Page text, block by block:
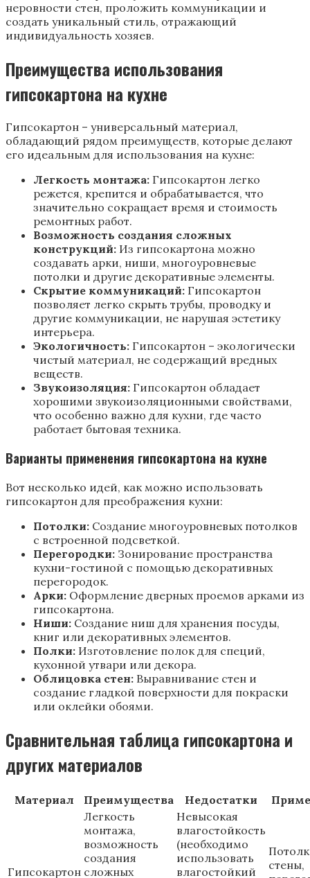
неровности стен, проложить коммуникации и
создать уникальный стиль, отражающий
индивидуальность хозяев.
Преимущества использования
гипсокартона на кухне
Гипсокартон – универсальный материал,
обладающий рядом преимуществ, которые делают
его идеальным для использования на кухне:
Легкость монтажа: Гипсокартон легко
режется, крепится и обрабатывается, что
значительно сокращает время и стоимость
ремонтных работ.
Возможность создания сложных
конструкций: Из гипсокартона можно
создавать арки, ниши, многоуровневые
потолки и другие декоративные элементы.
Скрытие коммуникаций: Гипсокартон
позволяет легко скрыть трубы, проводку и
другие коммуникации, не нарушая эстетику
интерьера.
Экологичность: Гипсокартон – экологически
чистый материал, не содержащий вредных
веществ.
Звукоизоляция: Гипсокартон обладает
хорошими звукоизоляционными свойствами,
что особенно важно для кухни, где часто
работает бытовая техника.
Варианты применения гипсокартона на кухне
Вот несколько идей, как можно использовать
гипсокартон для преображения кухни:
Потолки: Создание многоуровневых потолков
с встроенной подсветкой.
Перегородки: Зонирование пространства
кухни-гостиной с помощью декоративных
перегородок.
Арки: Оформление дверных проемов арками из
гипсокартона.
Ниши: Создание ниш для хранения посуды,
книг или декоративных элементов.
Полки: Изготовление полок для специй,
кухонной утвари или декора.
Облицовка стен: Выравнивание стен и
создание гладкой поверхности для покраски
или оклейки обоями.
Сравнительная таблица гипсокартона и
других материалов
Материал Преимущества Недостатки
Гипсокартон
Легкость
монтажа,
возможность
создания
сложных
Невысокая
влагостойкость
(необходимо
использовать
влагостойкий
стены,